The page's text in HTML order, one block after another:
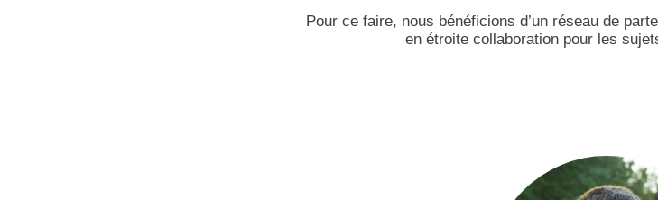
Pour ce faire, nous bénéficions d’un réseau de
en étroite collaboration pour les